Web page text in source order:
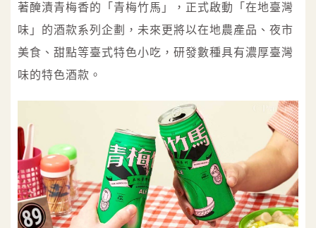
著醃漬青梅香的「青梅竹馬」，正式啟動「在地臺灣
味」的酒款系列企劃，未來更將以在地農產品、夜市
美食、甜點等臺式特色小吃，研發數種具有濃厚臺灣
味的特色酒款。